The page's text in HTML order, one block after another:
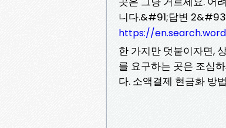
니다.&#91;답변
https://
한 가지만 덧붙이자면,
를 요구하는 곳은 조심
다. 소액결제 현금화 방